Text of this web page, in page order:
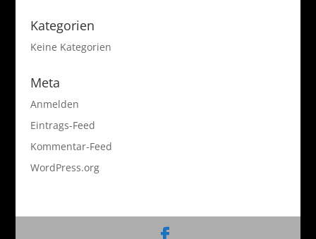
Kategorien
Keine Kategorien
Meta
Anmelden
Eintrags-Feed
Kommentar-Feed
WordPress.org